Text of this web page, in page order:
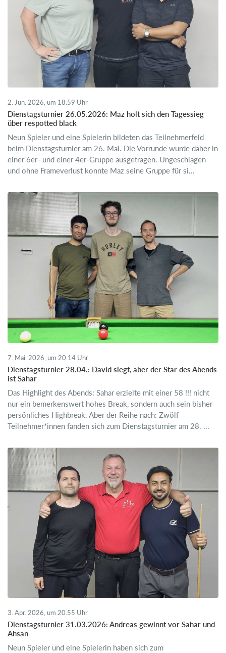
2. Jun. 2026, um 18.59 Uhr
Dienstagsturnier 26.05.2026: Maz holt sich den Tagessieg
über respotted black
Neun Spieler und eine Spielerin bildeten das Teilnehmerfeld
beim Dienstagsturnier am 26. Mai. Die Vorrunde wurde daher in
einer 6er- und einer 4er-Gruppe ausgetragen. Ungeschlagen
und ohne Frameverlust konnte Maz seine Gruppe für si...
7. Mai. 2026, um 20.14 Uhr
Dienstagsturnier 28.04.: David siegt, aber der Star des Abends
ist Sahar
Das Highlight des Abends: Sahar erzielte mit einer 58 !!! nicht
nur ein bemerkenswert hohes Break, sondern auch sein bisher
persönliches Highbreak. Aber der Reihe nach: Zwölf
Teilnehmer*innen fanden sich zum Dienstagsturnier am 28. ...
3. Apr. 2026, um 20.55 Uhr
Dienstagsturnier 31.03.2026: Andreas gewinnt vor Sahar und
Ahsan
Neun Spieler und eine Spielerin haben sich zum